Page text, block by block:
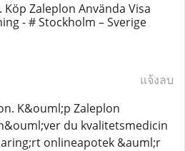
Zaleplon Använda Visa
- # Stockholm – Sverige
แจ้งลบ
K&ouml;p Zaleplon
du kvalitetsmedicin
onlineapotek &auml;r